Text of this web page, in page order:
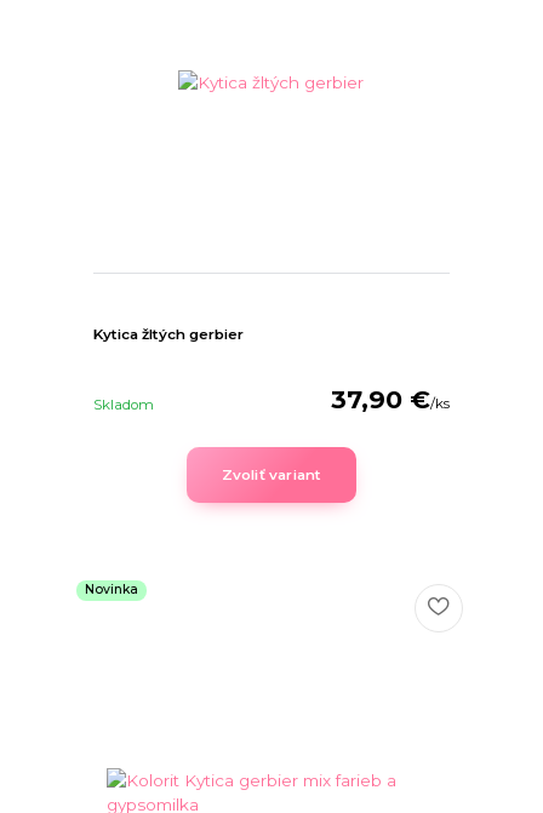
Kytica žltých gerbier
37,90 €/ks
Skladom
Zvoliť variant
Novinka